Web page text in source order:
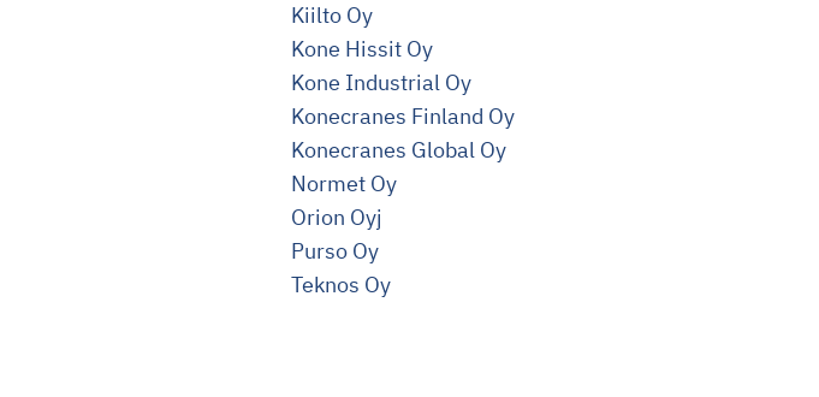
Kiilto Oy
Kone Hissit Oy
Kone Industrial Oy
Konecranes Finland Oy
Konecranes Global Oy
Normet Oy
Orion Oyj
Purso Oy
Teknos Oy